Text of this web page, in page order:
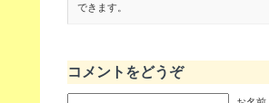
できます。
コメントをどうぞ